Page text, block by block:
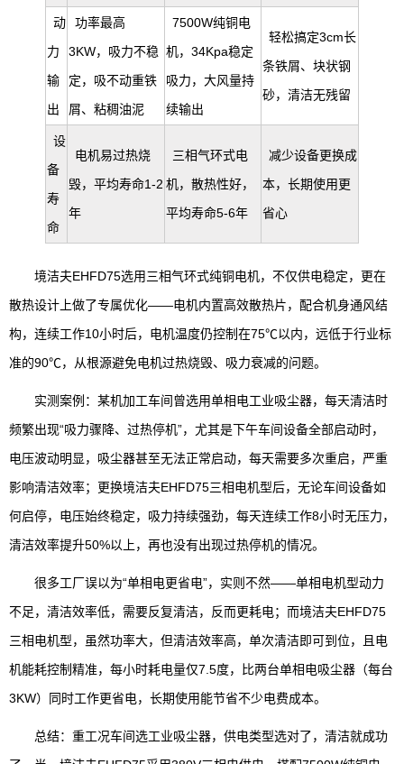
动
力
输
出
功率最高
3KW，吸力不稳
定，吸不动重铁
屑、粘稠油泥
7500W纯铜电
机，34Kpa稳定
吸力，大风量持
续输出
轻松搞定3cm长
条铁屑、块状钢
砂，清洁无残留
设
备
寿
命
电机易过热烧
毁，平均寿命1-2
年
三相气环式电
机，散热性好，
平均寿命5-6年
减少设备更换成
本，长期使用更
省心
境洁夫EHFD75选用三相气环式纯铜电机，不仅供电稳定，更在
散热设计上做了专属优化——电机内置高效散热片，配合机身通风结
构，连续工作10小时后，电机温度仍控制在75℃以内，远低于行业标
准的90℃，从根源避免电机过热烧毁、吸力衰减的问题。
实测案例：某机加工车间曾选用单相电工业吸尘器，每天清洁时
频繁出现“吸力骤降、过热停机”，尤其是下午车间设备全部启动时，
电压波动明显，吸尘器甚至无法正常启动，每天需要多次重启，严重
影响清洁效率；更换境洁夫EHFD75三相电机型后，无论车间设备如
何启停，电压始终稳定，吸力持续强劲，每天连续工作8小时无压力，
清洁效率提升50%以上，再也没有出现过热停机的情况。
很多工厂误以为“单相电更省电”，实则不然——单相电机型动力
不足，清洁效率低，需要反复清洁，反而更耗电；而境洁夫EHFD75
三相电机型，虽然功率大，但清洁效率高，单次清洁即可到位，且电
机能耗控制精准，每小时耗电量仅7.5度，比两台单相电吸尘器（每台
3KW）同时工作更省电，长期使用能节省不少电费成本。
总结：重工况车间选工业吸尘器，供电类型选对了，清洁就成功